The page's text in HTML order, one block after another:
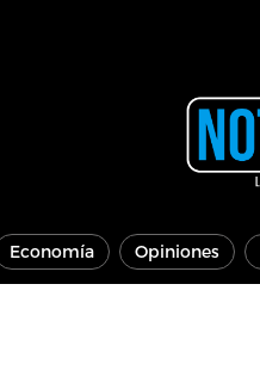
Economía Opiniones